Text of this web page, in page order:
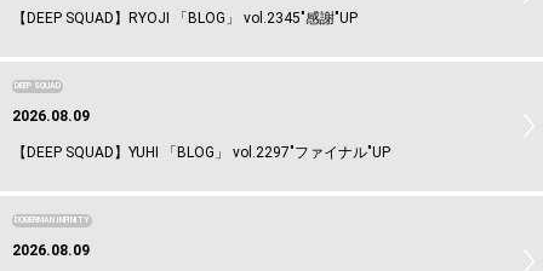
【DEEP SQUAD】RYOJI 「BLOG」 vol.2345"感謝"UP
DEEP SQUAD
2026.08.09
【DEEP SQUAD】YUHI 「BLOG」 vol.2297"ファイナル"UP
DOBERMAN INFINITY
2026.08.09